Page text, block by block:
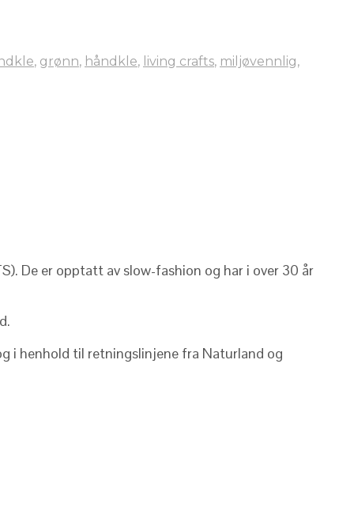
, grønn, håndkle, living crafts, miljøvennlig,
De er opptatt av slow-fashion og har i over 30 år
i henhold til retningslinjene fra Naturland og